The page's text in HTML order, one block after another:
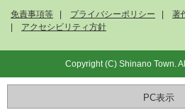
免責事項等
プライバシーポリシー 著
アクセシビリティ方針
Copyright (C) Shinano Town.
PC表示